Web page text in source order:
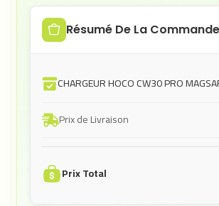
Résumé De La Commande
CHARGEUR HOCO CW30 PRO
Prix de Livraison
Prix Total